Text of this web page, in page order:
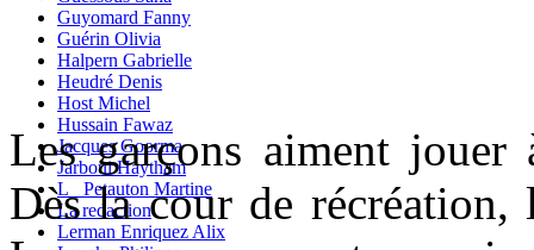
Guyomard Fanny
Guérin Olivia
Halpern Gabrielle
Heudré Denis
Host Michel
Hussain Fawaz
Jacques Goorma
Jarboui Haytham
L_ Petauton Martine
La redaction
Lerman Enriquez Alix
Les garçons aiment
Dès la cour de récréation,